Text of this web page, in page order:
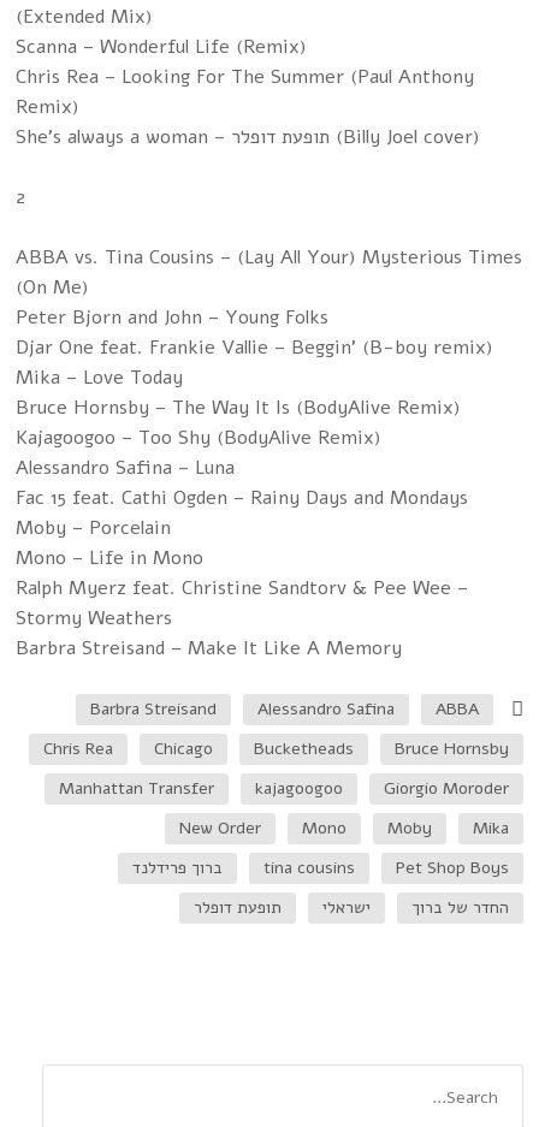
(Extended Mix)
Scanna – Wonderful Life (Remix)
Chris Rea – Looking For The Summer (Paul Anthony
Remix)
She's always a woman – תופעת דופלר (Billy Joel cover)
2
ABBA vs. Tina Cousins – (Lay All Your) Mysterious Times
(On Me)
Peter Bjorn and John – Young Folks
Djar One feat. Frankie Vallie – Beggin' (B-boy remix)
Mika – Love Today
Bruce Hornsby – The Way It Is (BodyAlive Remix)
Kajagoogoo – Too Shy (BodyAlive Remix)
Alessandro Safina – Luna
Fac 15 feat. Cathi Ogden – Rainy Days and Mondays
Moby – Porcelain
Mono – Life in Mono
Ralph Myerz feat. Christine Sandtorv & Pee Wee –
Stormy Weathers
Barbra Streisand – Make It Like A Memory
ABBA
Alessandro Safina
Barbra Streisand
Bruce Hornsby
Bucketheads
Chicago
Chris Rea
Giorgio Moroder
kajagoogoo
Manhattan Transfer
Mika
Moby
Mono
New Order
Pet Shop Boys
tina cousins
ברוך פרידלנד
החדר של ברוך
ישראלי תופעת דופלר